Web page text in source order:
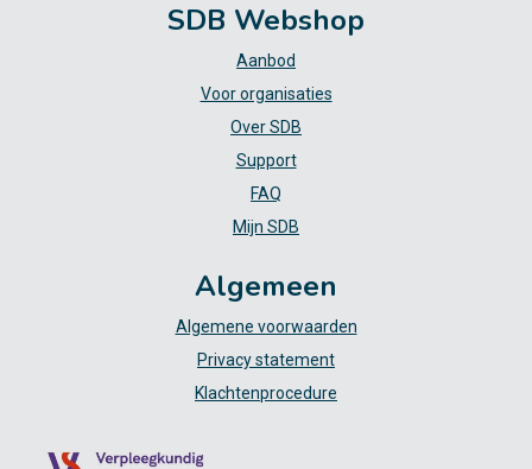
SDB Webshop
Aanbod
Voor organisaties
Over SDB
Support
FAQ
Mijn SDB
Algemeen
Algemene voorwaarden
Privacy statement
Klachtenprocedure